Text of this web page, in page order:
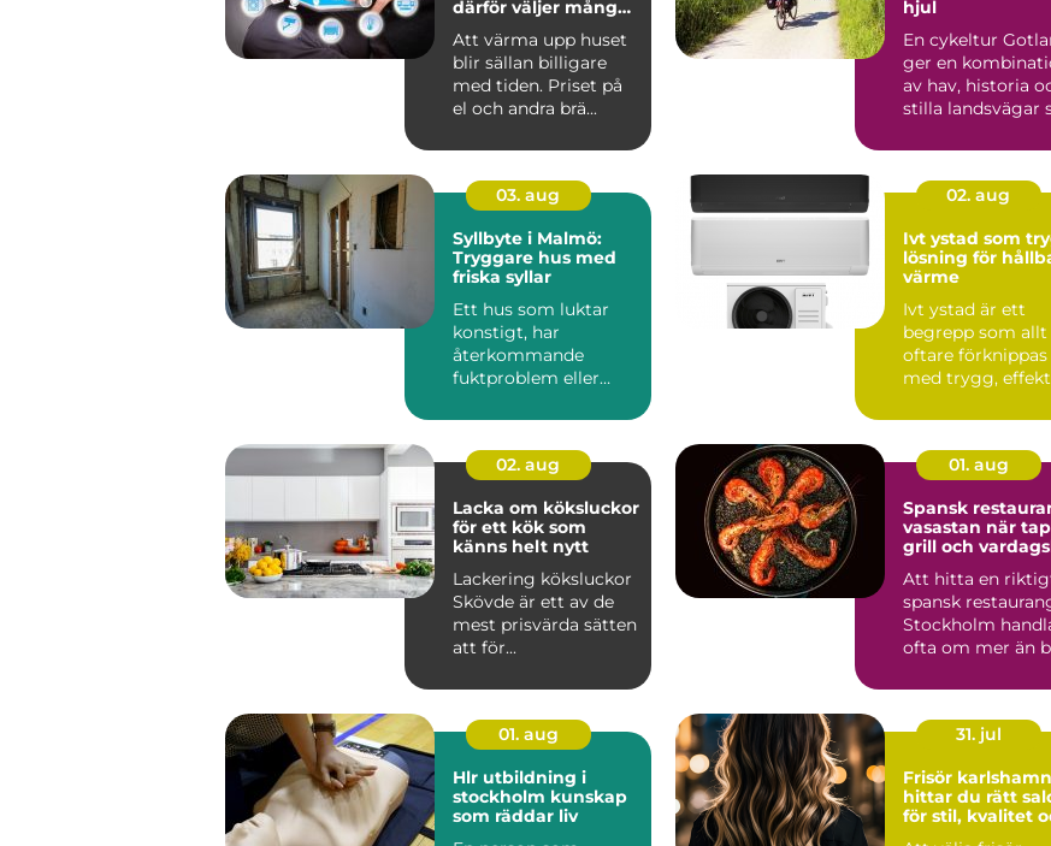
därför väljer många
Att värma upp huset
blir sällan billigare
med tiden. Priset på
el och andra brä...
hjul
En cykeltur
ger en
av hav, historia
stilla landsvägar
03. aug
Syllbyte i Malmö:
Tryggare hus med
friska syllar
Ett hus som luktar
konstigt, har
återkommande
fuktproblem eller
inomhusbesvär kan...
02. aug
Ivt ystad som
lösning för
värme
Ivt ystad är ett
begrepp som allt
oftare förknippas
med trygg,
sydliga ...
02. aug
Lacka om köksluckor
för ett kök som
känns helt nytt
Lackering köksluckor
Skövde är ett av de
mest prisvärda sätten
att för...
01. aug
Spansk
vasastan när tapas,
grill och
Att hitta en
spansk
Stockholm
ofta om mer än
01. aug
Hlr utbildning i
stockholm kunskap
som räddar liv
31. jul
Frisör karlshamn så
hittar du rätt
för stil, kvalitet